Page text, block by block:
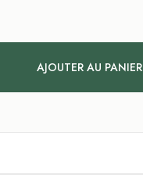
AJOUTER AU PANIER